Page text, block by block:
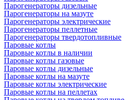
Парогенераторы дизельные
Парогенераторы на мазуте
Парогенераторы электрические
Парогенераторы пеллетные
Парогенераторы твердотопливные
Паровые котлы
Паровые котлы в наличии
Паровые котлы газовые
Паровые котлы дизельные
Паровые котлы на мазуте
Паровые котлы электрические
Паровые котлы на пеллетах